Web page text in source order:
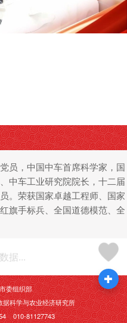
员，中国中车首席科学家，国
中车工业研究院院长，十二届
。荣获国家卓越工程师、国家
旗手标兵、全国道德模范、全
据...
委组织部
科学与农业经济研究所
010-81127743